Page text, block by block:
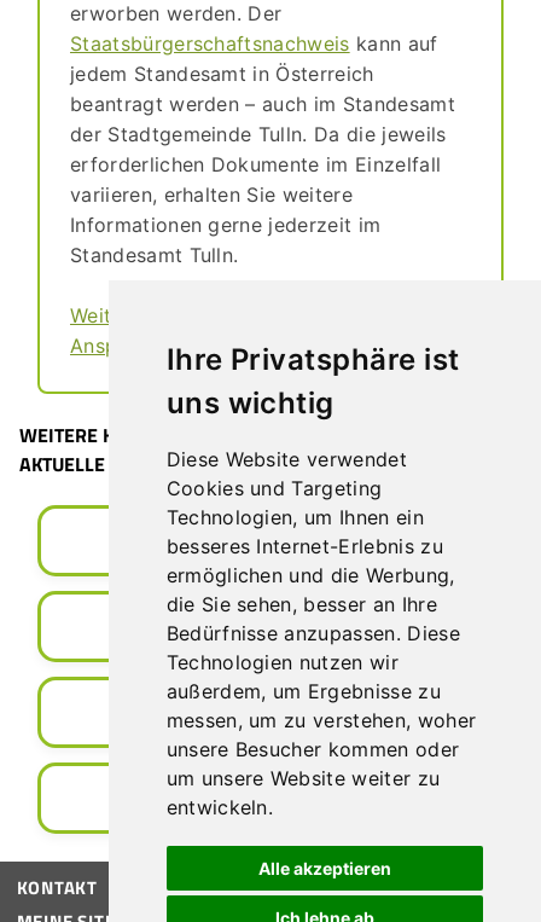
Ihre Privatsphäre ist
uns wichtig
Diese Website verwendet
Cookies und Targeting
Technologien, um Ihnen ein
besseres Internet-Erlebnis zu
ermöglichen und die Werbung,
die Sie sehen, besser an Ihre
Bedürfnisse anzupassen. Diese
Technologien nutzen wir
außerdem, um Ergebnisse zu
messen, um zu verstehen, woher
unsere Besucher kommen oder
um unsere Website weiter zu
entwickeln.
Alle akzeptieren
Ich lehne ab
erworben werden. Der
Staatsbürgerschaftsnachweis kann auf
jedem Standesamt in Österreich
beantragt werden – auch im Standesamt
der Stadtgemeinde Tulln. Da die jeweils
erforderlichen Dokumente im Einzelfall
variieren, erhalten Sie weitere
Informationen gerne jederzeit im
Standesamt Tulln.
Weitere Informationen und direkter
Ansprechpartner
WEITERE HILFREICHE INFORMATIONEN FÜR IHRE
AKTUELLE FAMILIENSITUATION:
Geburt eines Kindes
Heirat
Nicht eheliche Lebensgemeinschaften
Informationen zur Staatsbürgerschaft
KONTAKT